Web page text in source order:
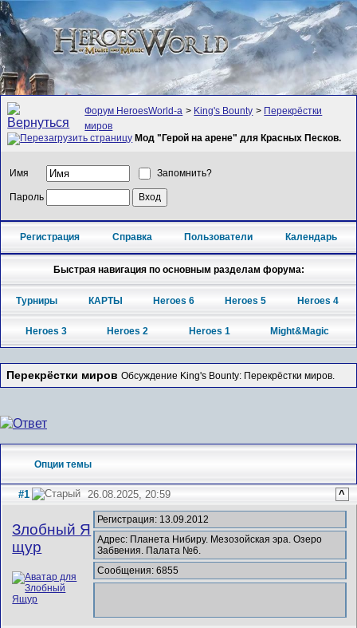
Форум HeroesWorld-а > King's Bounty > Перекрёстки
миров
Мод "Герой на арене" для Красных Песков.
Имя Запомнить?
Пароль
Регистрация Справка Пользователи Календарь
Быстрая навигация по основным разделам форума:
Турниры КАРТЫ Heroes 6 Heroes 5 Heroes 4
Heroes 3 Heroes 2 Heroes 1 Might&Magic
Перекрёстки миров Обсуждение King's Bounty: Перекрёстки миров.
Опции темы
#1 26.08.2025, 20:59 ^
Злобный Я
щур
Регистрация: 13.09.2012
Адрес: Планета Нибиру. Мезозойская эра. Озеро
Забвения. Палата №6.
Сообщения: 6855